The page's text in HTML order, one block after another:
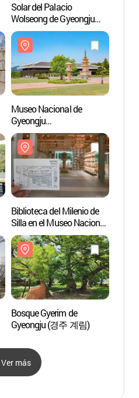
Solar del Palacio
Wolseong de Gyeongju
(경주 월성(반월성))
Museo Nacional de
Gyeongju
(국립경주박물관)
Biblioteca del Milenio de
Silla en el Museo Nacional
de Gyeongju
(국립경주박물관
신라천년서고)
Bosque Gyerim de
Gyeongju (경주 계림)
Ver más